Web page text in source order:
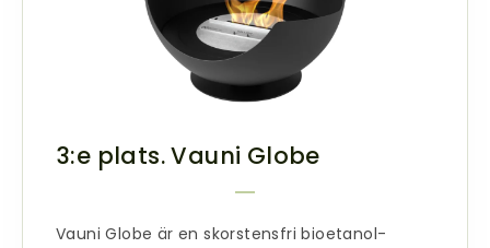
3:e plats. Vauni Globe
Vauni Globe är en skorstensfribioetanol-